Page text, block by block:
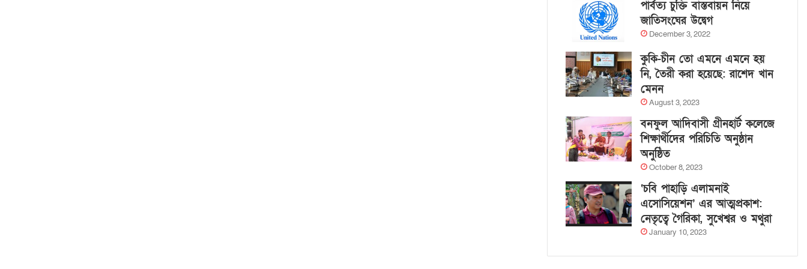
পার্বত্য চুক্তি বাস্তবায়ন নিয়ে
জাতিসংঘের উদ্বেগ
December 3, 2022
কুকি-চীন তো এমনে এমনে হয়
নি, তৈরী করা হয়েছে: রাশেদ খান
মেনন
August 3, 2023
বনফুল আদিবাসী গ্রীনহার্ট কলেজে
শিক্ষার্থীদের পরিচিতি অনুষ্ঠান
অনুষ্ঠিত
October 8, 2023
‘চবি পাহাড়ি এলামনাই
এসোসিয়েশন’ এর আত্মপ্রকাশ:
নেতৃত্বে গৈরিকা, সুখেশ্বর ও মথুরা
January 10, 2023